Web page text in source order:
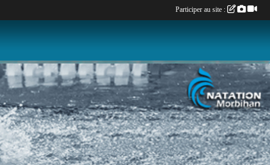
Participer au site :